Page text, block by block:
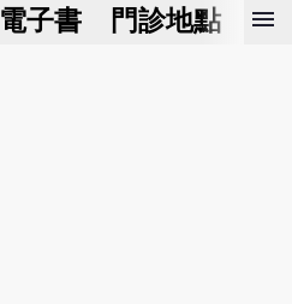
電子書 門診地點 預
menu